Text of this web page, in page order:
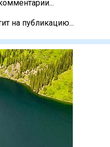
на публикацию...